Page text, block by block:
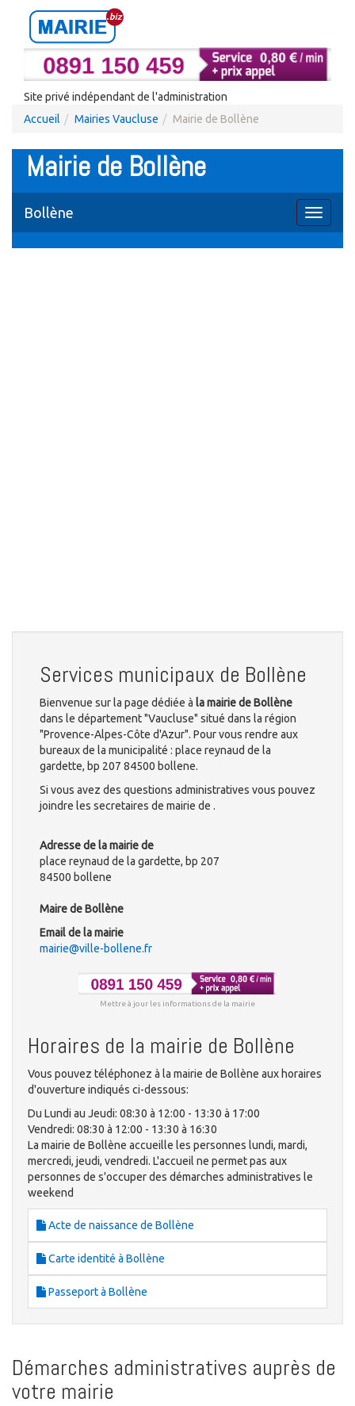
Site privé indépendant de l'administration
Accueil
Mairies Vaucluse Mairie de Bollène
Mairie de Bollène
Toggle
Bollène
Services municipaux de Bollène
Bienvenue sur la page dédiée à la mairie de Bollène
dans le département "Vaucluse" situé dans la région
"Provence-Alpes-Côte d'Azur". Pour vous rendre aux
bureaux de la municipalité : place reynaud de la
gardette, bp 207 84500 bollene.
Si vous avez des questions administratives vous pouvez
joindre les secretaires de mairie de .
Adresse de la mairie de
place reynaud de la gardette, bp 207
84500 bollene
Maire de Bollène
Email de la mairie
mairie@ville-bollene.fr
Mettre à jour les informations de la mairie
Horaires de la mairie de Bollène
Vous pouvez téléphonez à la mairie de Bollène aux horaires
d'ouverture indiqués ci-dessous:
Du Lundi au Jeudi: 08:30 à 12:00 - 13:30 à 17:00
Vendredi: 08:30 à 12:00 - 13:30 à 16:30
La mairie de Bollène accueille les personnes lundi, mardi,
mercredi, jeudi, vendredi. L'accueil ne permet pas aux
personnes de s'occuper des démarches administratives le
weekend
Acte de naissance de Bollène
Carte identité à Bollène
Passeport à Bollène
Démarches administratives auprès de
votre mairie